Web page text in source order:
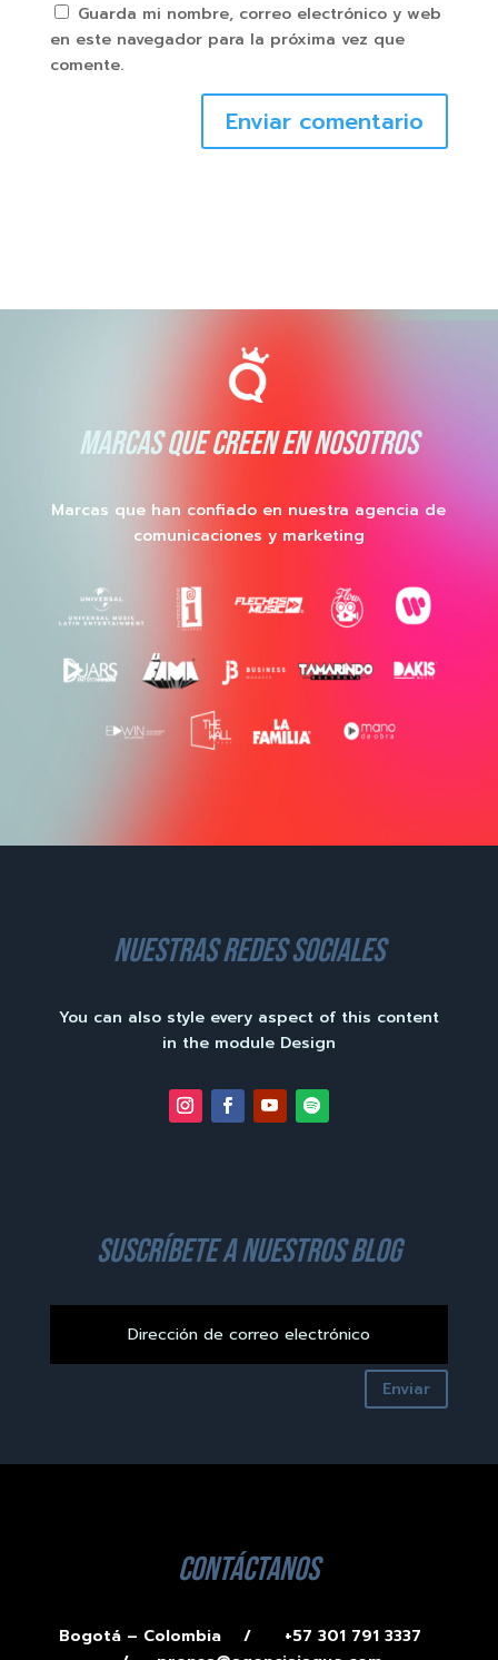
Guarda mi nombre, correo electrónico y web
en este navegador para la próxima vez que
comente.
Enviar comentario
MARCAS QUE CREEN EN NOSOTROS
Marcas que han confiado en nuestra agencia de
comunicaciones y marketing
nuestras redes sociales
You can also style every aspect of this content
in the module Design
suscríbete a nuestros blog
Enviar
contáctanos
Bogotá – Colombia /
+57 301 791 3337